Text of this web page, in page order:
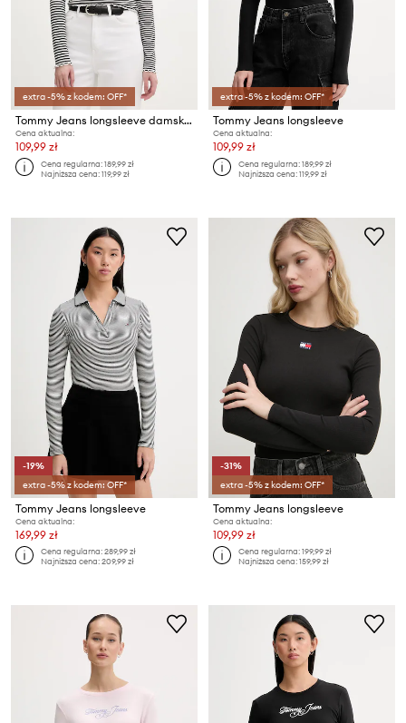
extra -5% z kodem: OFF*
Tommy Jeans longsleeve damski bawełniany z elastanem
Cena aktualna:
109,99 zł
Cena regularna:189,99 zł
Najniższa cena:119,99 zł
extra -5% z kodem: OFF*
Tommy Jeans longsleeve
Cena aktualna:
109,99 zł
Cena regularna:189,99 zł
Najniższa cena:119,99 zł
-19%
extra -5% z kodem: OFF*
Tommy Jeans longsleeve
Cena aktualna:
169,99 zł
Cena regularna:289,99 zł
Najniższa cena:209,99 zł
-31%
extra -5% z kodem: OFF*
Tommy Jeans longsleeve
Cena aktualna:
109,99 zł
Cena regularna:199,99 zł
Najniższa cena:159,99 zł